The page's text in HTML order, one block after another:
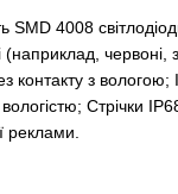
4008
червоні,
контакту з
Стрічки
реклами.